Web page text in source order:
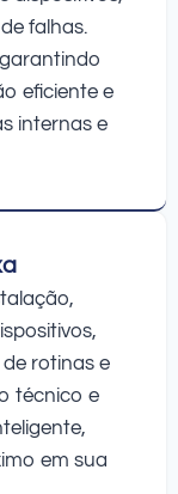
falhas.
eficiente e
internas e
rotinas e
técnico e
em sua